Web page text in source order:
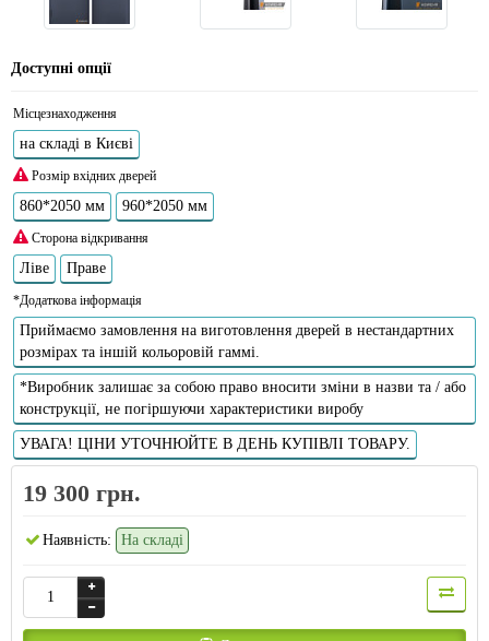
Доступні опції
Місцезнаходження
на складі в Києві
Розмір вхідних дверей
860*2050 мм 960*2050 мм
Сторона відкривання
Ліве Праве
*Додаткова інформація
Приймаємо замовлення на виготовлення дверей в нестандартних
розмірах та іншій кольоровій гаммі.
*Виробник залишає за собою право вносити зміни в назви та / або
конструкції, не погіршуючи характеристики виробу
УВАГА! ЦІНИ УТОЧНЮЙТЕ В ДЕНЬ КУПІВЛІ ТОВАРУ.
19 300 грн.
Наявність: На складі